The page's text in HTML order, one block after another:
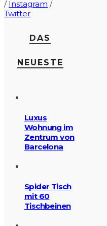
/ Instagram /
Twitter
DAS
NEUESTE
Luxus
Wohnung im
Zentrum von
Barcelona
Spider Tisch
mit 60
Tischbeinen